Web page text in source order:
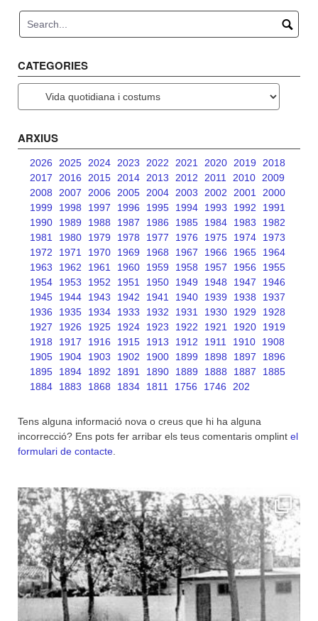
CATEGORIES
ARXIUS
2026 2025 2024 2023 2022 2021 2020 2019
2018
2017
2016 2015 2014 2013 2012 2011 2010
2009
2008
2007 2006 2005 2004 2003 2002 2001
2000
1999
1998 1997 1996 1995 1994 1993 1992
1991
1990
1989 1988 1987 1986 1985 1984 1983
1982
1981
1980 1979 1978 1977 1976 1975 1974
1973
1972
1971 1970 1969 1968 1967 1966 1965
1964
1963
1962 1961 1960 1959 1958 1957 1956
1955
1954
1953 1952 1951 1950 1949 1948 1947
1946
1945
1944 1943 1942 1941 1940 1939 1938
1937
1936
1935 1934 1933 1932 1931 1930 1929
1928
1927
1926 1925 1924 1923 1922 1921 1920
1919
1918
1917 1916 1915 1913 1912 1911 1910
1908
1905
1904 1903 1902 1900 1899 1898 1897
1896
1895
1894 1892 1891 1890 1889 1888 1887
1885
1884
1883 1868 1834 1811 1756 1746 202
Tens alguna informació nova o creus que hi ha alguna
incorrecció? Ens pots fer arribar els teus comentaris omplint el
formulari de contacte